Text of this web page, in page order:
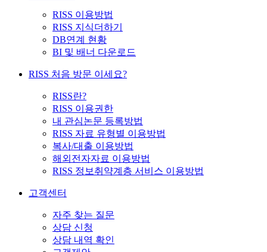
RISS 이용방법
RISS 지식더하기
DB연계 현황
BI 및 배너 다운로드
RISS 처음 방문 이세요?
RISS란?
RISS 이용권한
내 관심논문 등록방법
RISS 자료 유형별 이용방법
복사/대출 이용방법
해외전자자료 이용방법
RISS 정보취약계층 서비스 이용방법
고객센터
자주 찾는 질문
상담 신청
상담 내역 확인